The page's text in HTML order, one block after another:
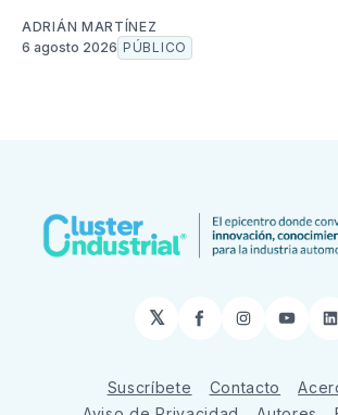
ADRIÁN MARTÍNEZ
6 agosto 2026 PÚBLICO
𝕏 Facebook
Instagram
Suscríbete Contacto